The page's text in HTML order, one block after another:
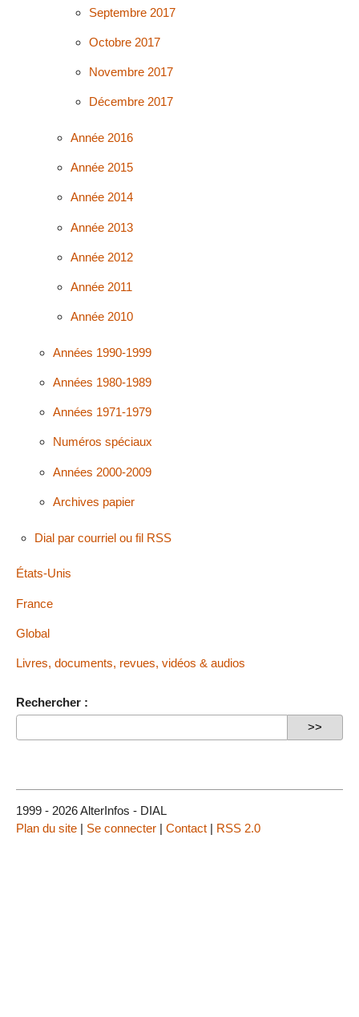
Septembre 2017
Octobre 2017
Novembre 2017
Décembre 2017
Année 2016
Année 2015
Année 2014
Année 2013
Année 2012
Année 2011
Année 2010
Années 1990-1999
Années 1980-1989
Années 1971-1979
Numéros spéciaux
Années 2000-2009
Archives papier
Dial par courriel ou fil RSS
États-Unis
France
Global
Livres, documents, revues, vidéos & audios
Rechercher :
1999 - 2026 AlterInfos - DIAL
Plan du site | Se connecter | Contact | RSS 2.0